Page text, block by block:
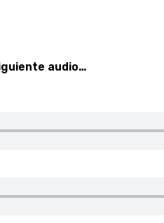
audio…